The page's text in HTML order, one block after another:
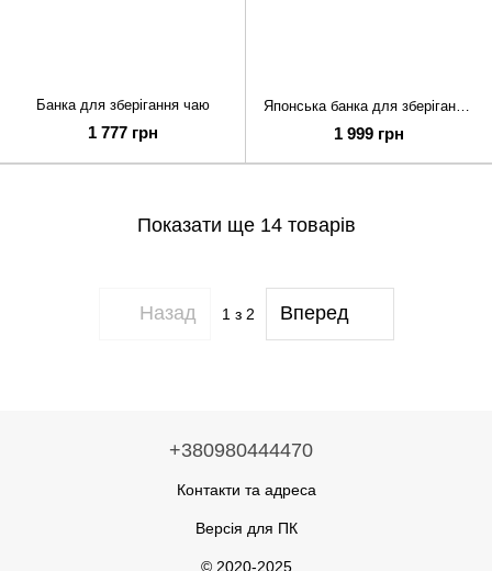
Банка для зберігання чаю
1 777 грн
Японська банка для зберігання чаю
1 999 грн
Показати ще 14 товарів
Назад 1 з 2 Вперед
+380980444470
Контакти та адреса
Версія для ПК
© 2020-2025